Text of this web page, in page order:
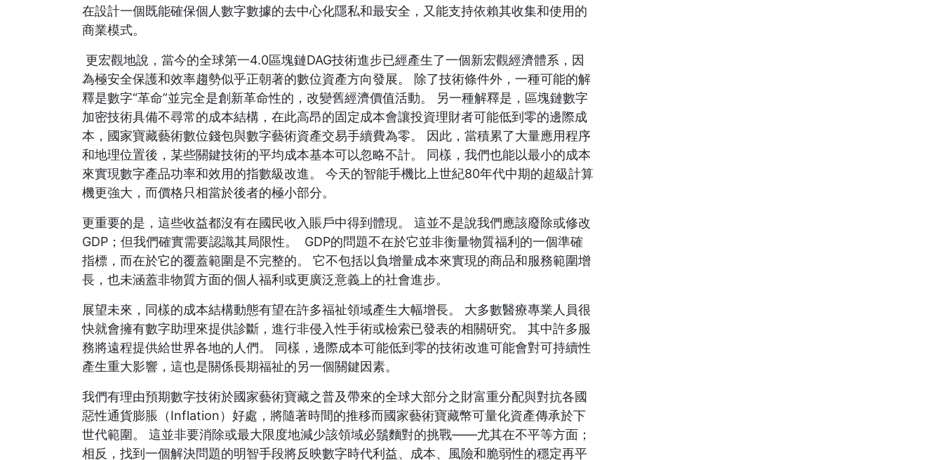
在設計一個既能確保個人數字數據的去中心化隱私和最安全，又能支持依賴其收集和使用的
商業模式。
更宏觀地說，當今的全球第一4.0區塊鏈DAG技術進步已經產生了一個新宏觀經濟體系，因
為極安全保護和效率趨勢似乎正朝著的數位資產方向發展。 除了技術條件外，一種可能的解
釋是數字“革命”並完全是創新革命性的，改變舊經濟價值活動。 另一種解釋是，區塊鏈數字
加密技術具備不尋常的成本結構，在此高昂的固定成本會讓投資理財者可能低到零的邊際成
本，國家寶藏藝術數位錢包與數字藝術資產交易手續費為零。 因此，當積累了大量應用程序
和地理位置後，某些關鍵技術的平均成本基本可以忽略不計。 同樣，我們也能以最小的成本
來實現數字產品功率和效用的指數級改進。 今天的智能手機比上世紀80年代中期的超級計算
機更強大，而價格只相當於後者的極小部分。
更重要的是，這些收益都沒有在國民收入賬戶中得到體現。 這並不是說我們應該廢除或修改
GDP；但我們確實需要認識其局限性。 GDP的問題不在於它並非衡量物質福利的一個準確
指標，而在於它的覆蓋範圍是不完整的。 它不包括以負增量成本來實現的商品和服務範圍增
長，也未涵蓋非物質方面的個人福利或更廣泛意義上的社會進步。
展望未來，同樣的成本結構動態有望在許多福祉領域產生大幅增長。 大多數醫療專業人員很
快就會擁有數字助理來提供診斷，進行非侵入性手術或檢索已發表的相關研究。 其中許多服
務將遠程提供給世界各地的人們。 同樣，邊際成本可能低到零的技術改進可能會對可持續性
產生重大影響，這也是關係長期福祉的另一個關鍵因素。
我們有理由預期數字技術於國家藝術寶藏之普及帶來的全球大部分之財富重分配與對抗各國
惡性通貨膨脹（Inflation）好處，將隨著時間的推移而國家藝術寶藏幣可量化資產傳承於下
世代範圍。 這並非要消除或最大限度地減少該領域必鬚麵對的挑戰——尤其在不平等方面；
相反，找到一個解決問題的明智手段將反映數字時代利益、成本、風險和脆弱性的穩定再平